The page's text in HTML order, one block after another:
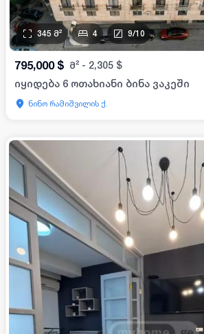
345 მ² 4 9/10
795,000 $ მ² - 2,305 $
იყიდება 6 ოთახიანი ბინა ვაკეში
ნინო რამიშვილის ქ.